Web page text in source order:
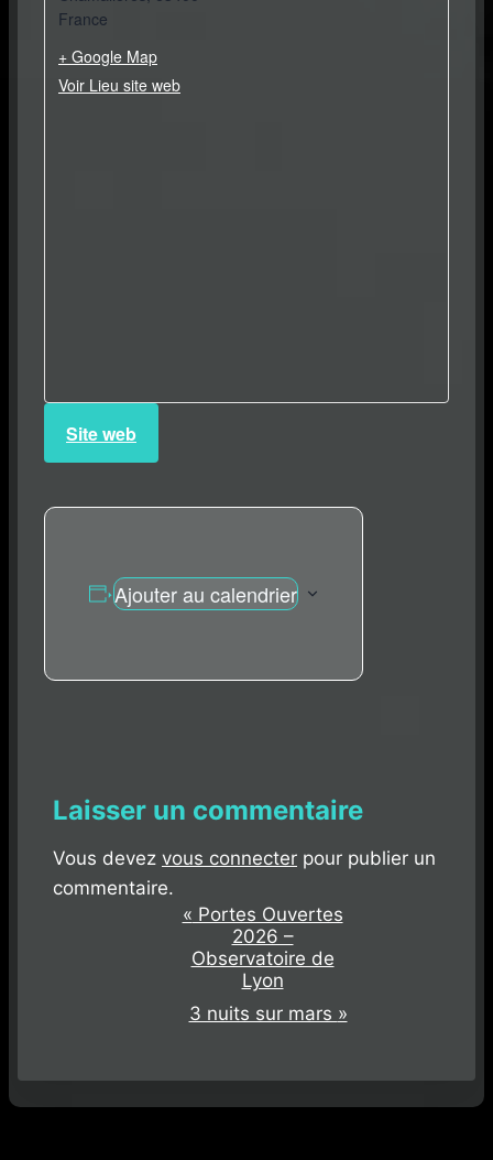
France
+ Google Map
Voir Lieu site web
Site web
Ajouter au calendrier
Laisser un commentaire
Vous devez vous connecter pour publier un
commentaire.
g
« Portes Ouvertes
2026 –
Observatoire de
Lyon
3 nuits sur mars »